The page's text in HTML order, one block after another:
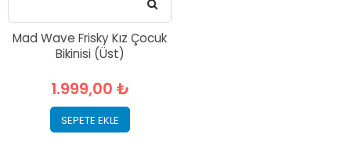
Mad Wave Frisky Kız Çocuk
Bikinisi (Üst)
1.999,00 ₺
SEPETE EKLE